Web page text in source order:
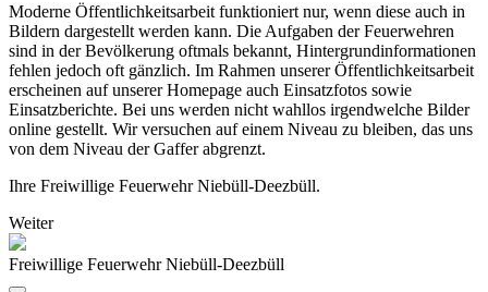
Moderne Öffentlichkeitsarbeit funktioniert nur, wenn diese auch in
Bildern dargestellt werden kann. Die Aufgaben der Feuerwehren
sind in der Bevölkerung oftmals bekannt, Hintergrundinformationen
fehlen jedoch oft gänzlich. Im Rahmen unserer Öffentlichkeitsarbeit
erscheinen auf unserer Homepage auch Einsatzfotos sowie
Einsatzberichte. Bei uns werden nicht wahllos irgendwelche Bilder
online gestellt. Wir versuchen auf einem Niveau zu bleiben, das uns
von dem Niveau der Gaffer abgrenzt.
Ihre Freiwillige Feuerwehr Niebüll-Deezbüll.
Weiter
Freiwillige Feuerwehr Niebüll-Deezbüll